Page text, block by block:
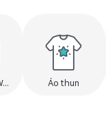
Hình nền - Wallpaper Áo thun